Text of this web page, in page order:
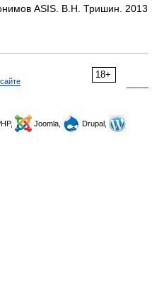
ASIS. В.Н. Тришин. 2013
18+
Joomla,
Drupal,